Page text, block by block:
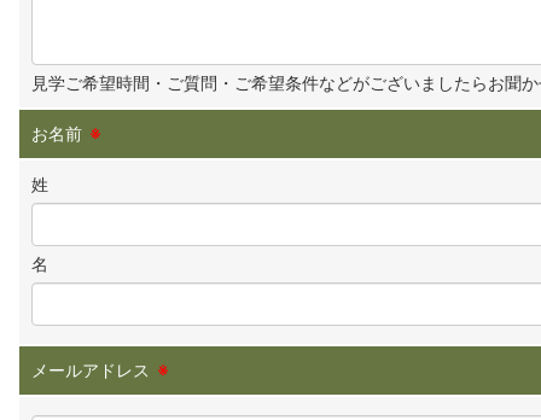
見学ご希望時間・ご質問・ご希望条件などがございましたらお聞
お名前 ※
姓
名
メールアドレス ※